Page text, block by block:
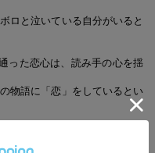
ロと泣いている自分がいると
った恋心は、読み手の心を揺
物語に「恋」をしているとい